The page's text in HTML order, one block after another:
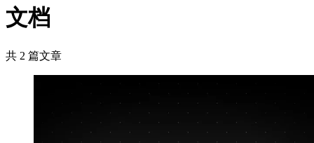
文档
共 2 篇文章